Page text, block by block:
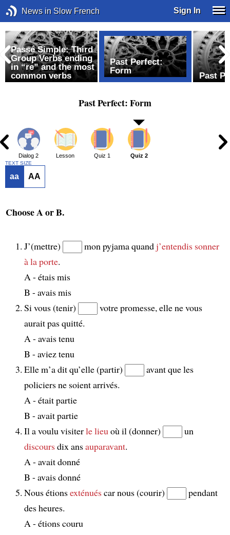
News in Slow French Sign In
Passé Simple: Third
Group Verbs ending
in “re” and the most
common verbs
Past Perfect:
Form
Past
Past Perfect: Form
Dialog 2 Lesson Quiz 1 Quiz 2
TEXT SIZE
aa AA
Choose A or B.
J’(mettre) mon pyjama quandj’entendis sonner
à la porte.
A - étais mis
B - avais mis
Si vous (tenir)
votre promesse, elle ne vous
aurait pas quitté.
A - avais tenu
B - aviez tenu
Elle m’a dit qu’elle (partir)
avant que les
policiers ne soient arrivés.
A - était partie
B - avait partie
Il a voulu visiterle lieu où il (donner)
un
discoursdix ansauparavant.
A - avait donné
B - avais donné
Nous étionsexténuéscar nous (courir)
pendant
des heures.
A - étions couru